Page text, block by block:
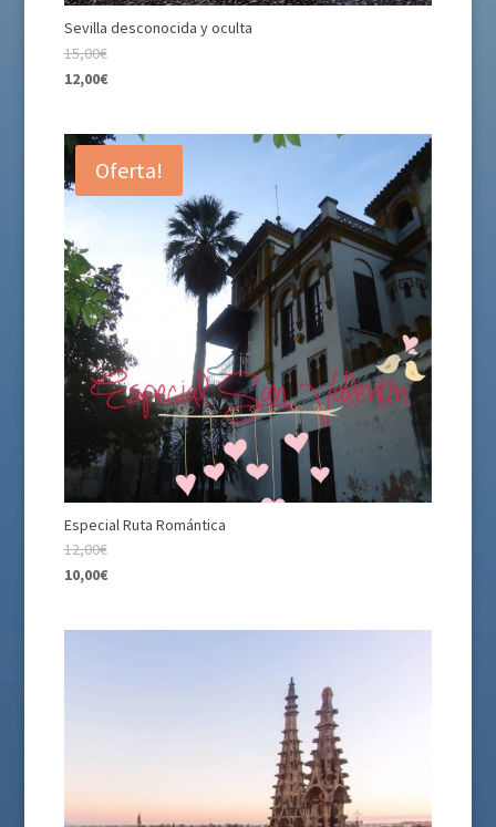
Sevilla desconocida y oculta
15,00€
12,00€
Oferta!
Especial Ruta Romántica
12,00€
10,00€